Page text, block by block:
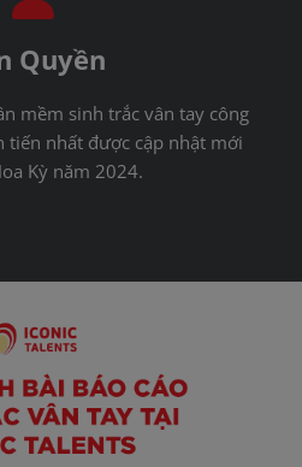
Quyền
mềm sinh trắc vân tay công
tiến nhất được cập nhật mới
Kỳ năm 2024.